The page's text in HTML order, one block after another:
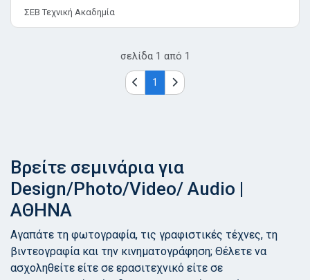
ΣΕΒ Τεχνική Ακαδημία
σελίδα 1 από 1
1
Βρείτε σεμινάρια για
Design/Photo/Video/ Audio |
ΑΘΗΝΑ
Αγαπάτε τη φωτογραφία, τις γραφιστικές τέχνες, τη
βιντεογραφία και την κινηματογράφηση; Θέλετε να
ασχοληθείτε είτε σε ερασιτεχνικό είτε σε